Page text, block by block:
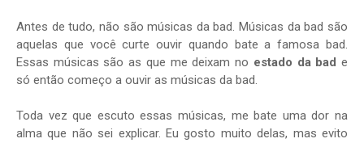
Antes de tudo, não são músicas da bad. Músicas da bad são
aquelas que você curte ouvir quando bate a famosa bad.
Essas músicas são as que me deixam no estado da bad e
só então começo a ouvir as músicas da bad.
Toda vez que escuto essas músicas, me bate uma dor na
alma que não sei explicar. Eu gosto muito delas, mas evito